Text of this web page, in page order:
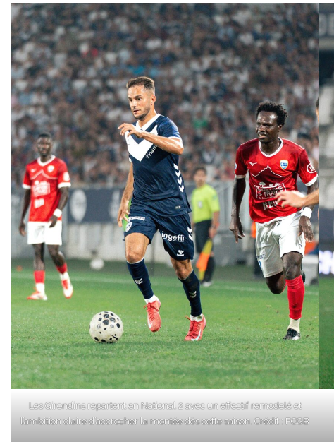
Les Girondins repartent en National 2 avec un effectif remodelé et
l’ambition claire d’accrocher la montée dès cette saison. Crédit : FCGB